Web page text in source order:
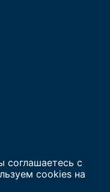
соглашаетесь с
cookies на